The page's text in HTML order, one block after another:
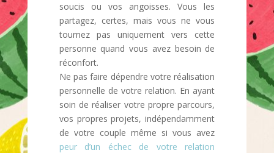
soucis ou vos angoisses. Vous les
partagez, certes, mais vous ne vous
tournez pas uniquement vers cette
personne quand vous avez besoin de
réconfort.
Ne pas faire dépendre votre réalisation
personnelle de votre relation. En ayant
soin de réaliser votre propre parcours,
vos propres projets, indépendamment
de votre couple même si vous avez
peur d’un échec de votre relation